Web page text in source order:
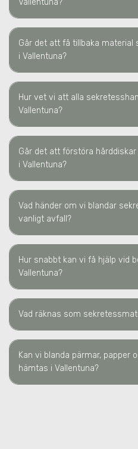
Vallentuna ?
Går det att få tillbaka
i Vallentuna?
Hur vet vi att alla
Vallentuna?
Går det att förstöra
i Vallentuna?
Vad händer om vi blandar
vanligt avfall?
Hur snabbt kan vi få hjälp vid
Vallentuna?
Vad räknas som
Kan vi blanda pärmar, papper
hämtas i Vallentuna?